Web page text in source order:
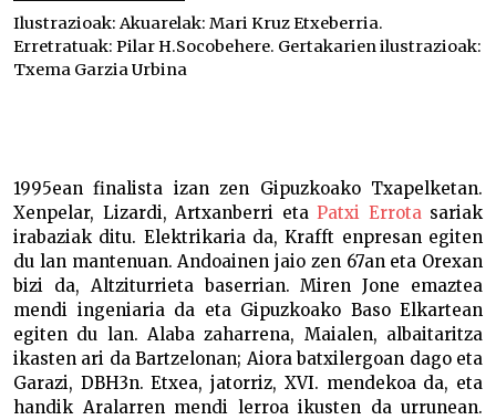
Ilustrazioak: Akuarelak: Mari Kruz Etxeberria.
Erretratuak: Pilar H.Socobehere. Gertakarien ilustrazioak:
Txema Garzia Urbina
1995ean finalista izan zen Gipuzkoako Txapelketan.
Xenpelar, Lizardi, Artxanberri eta Patxi Errotasariak
irabaziak ditu. Elektrikaria da, Krafft enpresan egiten
du lan mantenuan. Andoainen jaio zen 67an eta Orexan
bizi da, Altziturrieta baserrian. Miren Jone emaztea
mendi ingeniaria da eta Gipuzkoako Baso Elkartean
egiten du lan. Alaba zaharrena, Maialen, albaitaritza
ikasten ari da Bartzelonan; Aiora batxilergoan dago eta
Garazi, DBH3n. Etxea, jatorriz, XVI. mendekoa da, eta
handik Aralarren mendi lerroa ikusten da urrunean.